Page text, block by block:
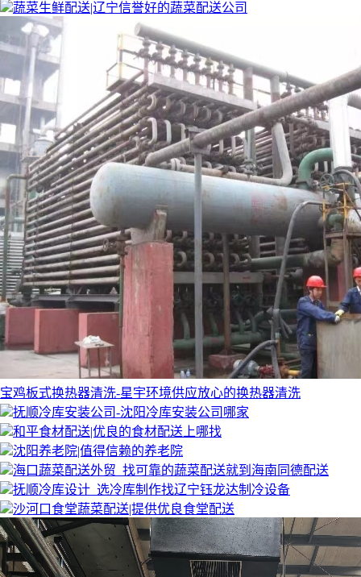
蔬菜生鲜配送|辽宁信誉好的蔬菜配送公司
宝鸡板式换热器清洗-星宇环境供应放心的换热器清洗
抚顺冷库安装公司-沈阳冷库安装公司哪家
和平食材配送|优良的食材配送上哪找
沈阳养老院|值得信赖的养老院
海口蔬菜配送外贸_找可靠的蔬菜配送就到海南同德配送
抚顺冷库设计_选冷库制作找辽宁钰龙达制冷设备
沙河口食堂蔬菜配送|提供优良食堂配送